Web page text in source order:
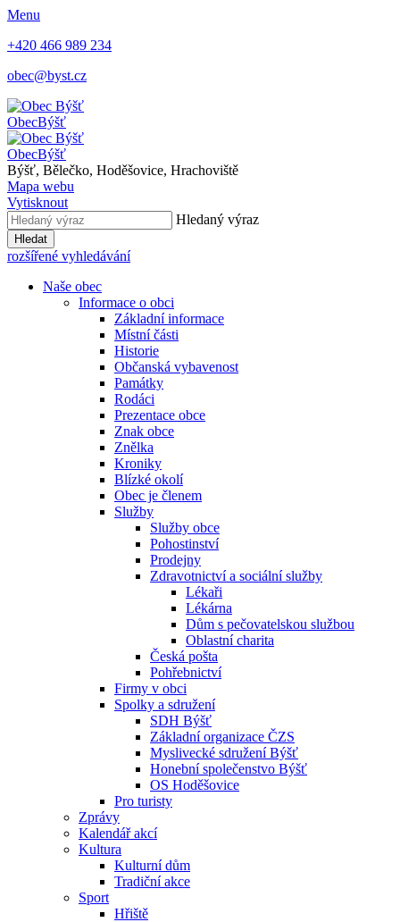
Menu
+420 466 989 234
obec@byst.cz
ObecBýšť
ObecBýšť
Býšť, Bělečko, Hoděšovice, Hrachoviště
Mapa webu
Vytisknout
Hledaný výraz
Hledat
rozšířené vyhledávání
Naše obec
Informace o obci
Základní informace
Místní části
Historie
Občanská vybavenost
Památky
Rodáci
Prezentace obce
Znak obce
Znělka
Kroniky
Blízké okolí
Obec je členem
Služby
Služby obce
Pohostinství
Prodejny
Zdravotnictví a sociální služby
Lékaři
Lékárna
Dům s pečovatelskou službou
Oblastní charita
Česká pošta
Pohřebnictví
Firmy v obci
Spolky a sdružení
SDH Býšť
Základní organizace ČZS
Myslivecké sdružení Býšť
Honební společenstvo Býšť
OS Hoděšovice
Pro turisty
Zprávy
Kalendář akcí
Kultura
Kulturní dům
Tradiční akce
Sport
Hřiště